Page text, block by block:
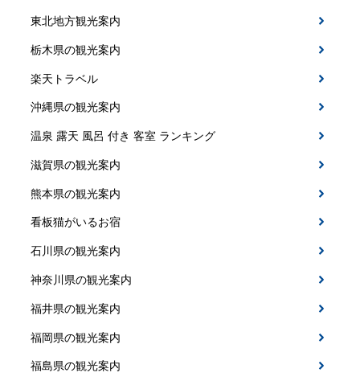
東北地方観光案内
栃木県の観光案内
楽天トラベル
沖縄県の観光案内
温泉 露天 風呂 付き 客室 ランキング
滋賀県の観光案内
熊本県の観光案内
看板猫がいるお宿
石川県の観光案内
神奈川県の観光案内
福井県の観光案内
福岡県の観光案内
福島県の観光案内